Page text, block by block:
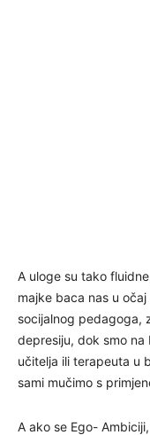
A uloge su tako
majke baca nas u
socijalnog pedagoga,
depresiju, dok smo na
učitelja ili terapeuta u
sami mučimo s
A ako se Ego-